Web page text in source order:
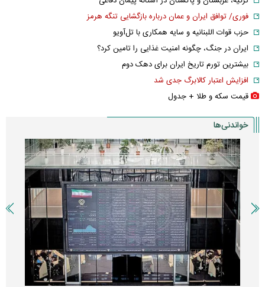
فوری/ توافق ایران و عمان درباره بازگشایی تنگه هرمز
حزب قوات اللبنانیه و سایه همکاری با تل‌آویو
ایران در جنگ، چگونه امنیت غذایی را تامین کرد؟
بیشترین تورم تاریخ ایران برای دهک دوم
افزایش اعتبار کالابرگ جدی شد
قیمت سکه و طلا + جدول
خواندنی‌ها